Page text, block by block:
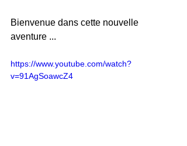
Bienvenue dans cette nouvelle
aventure ...
https://www.youtube.com/watch?
v=91AgSoawcZ4